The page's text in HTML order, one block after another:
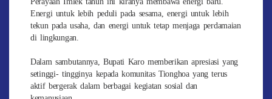
Energi untuk lebih peduli pada sesama, energi untuk lebih
tekun pada usaha, dan energi untuk tetap menjaga perdamaian
di lingkungan.
Dalam sambutannya, Bupati Karo memberikan apresiasi yang
setinggi- tingginya kepada komunitas Tionghoa yang terus
aktif bergerak dalam berbagai kegiatan sosial dan